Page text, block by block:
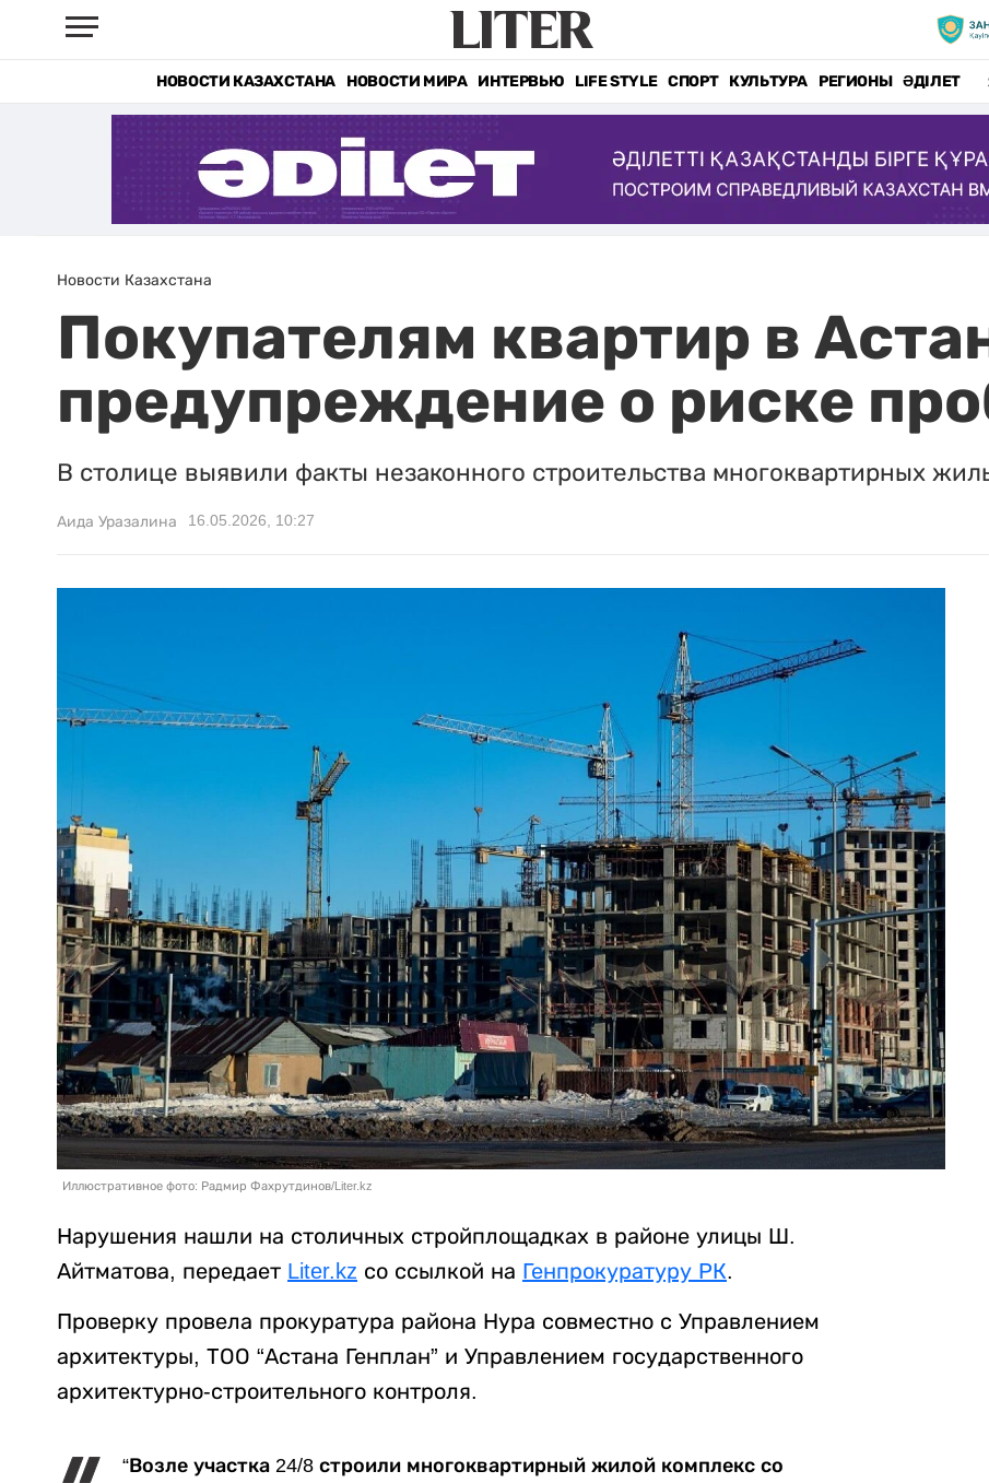
НОВОСТИ КАЗАХСТАНА НОВОСТИ МИРА ИНТЕРВЬЮ LIFE STYLE СПОРТ КУЛЬТУРА РЕГИОНЫ ӘДІЛЕТ
Новости Казахстана
Покупателям квартир в
предупреждение о риске
В столице выявили факты незаконного строительства многоквартирных
Аида Уразалина 16.05.2026, 10:27
Иллюстративное фото: Радмир Фахрутдинов/Liter.kz
Нарушения нашли на столичных стройплощадках в районе улицы Ш.
Айтматова, передает Liter.kz со ссылкой на Генпрокуратуру РК.
Проверку провела прокуратура района Нура совместно с Управлением
архитектуры, ТОО “Астана Генплан” и Управлением государственного
архитектурно-строительного контроля.
“Возле участка 24/8 строили многоквартирный жилой комплекс со